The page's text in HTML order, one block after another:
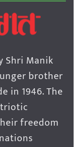
Shri Manik
brother
in 1946. The
freedom